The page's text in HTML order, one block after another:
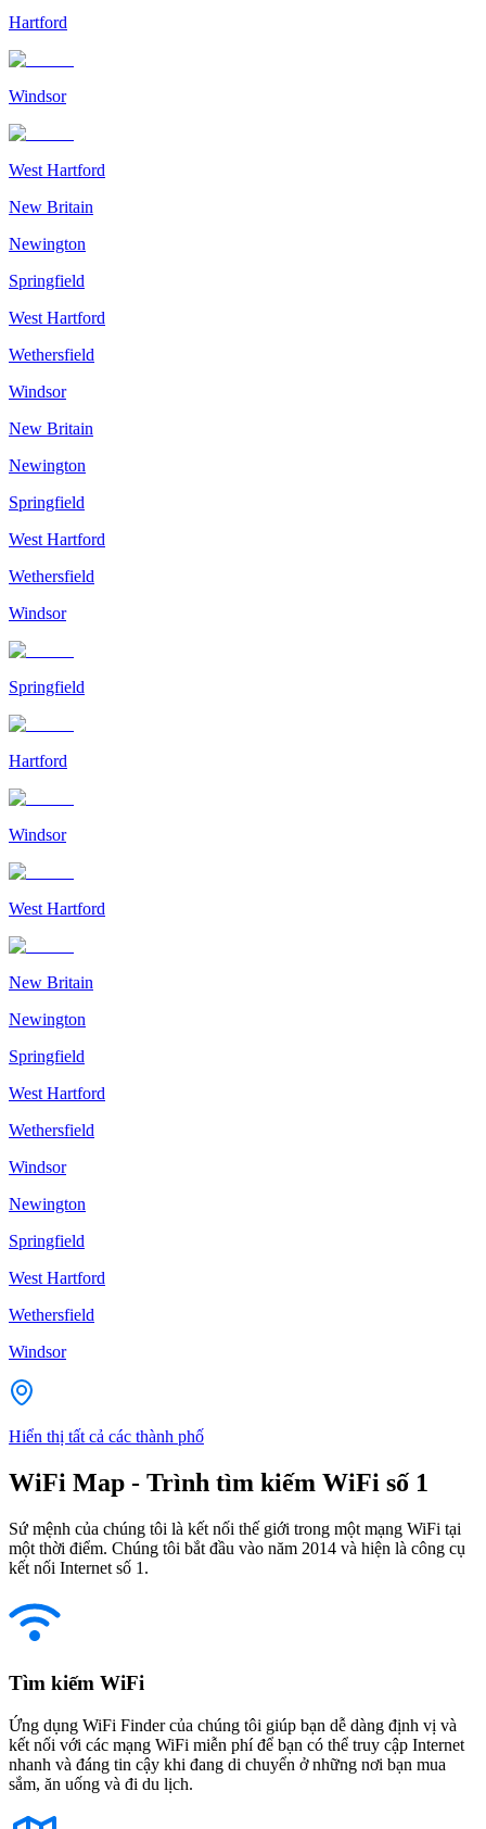
Hartford
Windsor
West Hartford
New Britain
Newington
Springfield
West Hartford
Wethersfield
Windsor
New Britain
Newington
Springfield
West Hartford
Wethersfield
Windsor
Springfield
Hartford
Windsor
West Hartford
New Britain
Newington
Springfield
West Hartford
Wethersfield
Windsor
Newington
Springfield
West Hartford
Wethersfield
Windsor
Hiển thị tất cả các thành phố
WiFi Map - Trình tìm kiếm WiFi số 1
Sứ mệnh của chúng tôi là kết nối thế giới trong một mạng WiFi tại
một thời điểm. Chúng tôi bắt đầu vào năm 2014 và hiện là công cụ
kết nối Internet số 1.
Tìm kiếm WiFi
Ứng dụng WiFi Finder của chúng tôi giúp bạn dễ dàng định vị và
kết nối với các mạng WiFi miễn phí để bạn có thể truy cập Internet
nhanh và đáng tin cậy khi đang di chuyển ở những nơi bạn mua
sắm, ăn uống và đi du lịch.